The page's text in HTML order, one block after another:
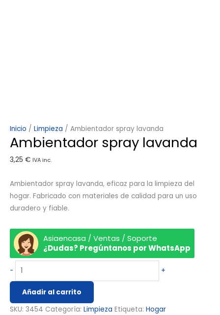
Inicio / Limpieza / Ambientador spray lavanda
Ambientador spray lavanda
3,25 € IVA inc.
Ambientador spray lavanda, eficaz para la limpieza del
hogar. Fabricado con materiales de calidad para un uso
duradero y fiable.
Asiaencasa / Ventas / Soporte
¿Dudas? Pregúntanos por WhatsApp
- +
Añadir al carrito
SKU: 3454 Categoría: Limpieza Etiqueta: Hogar